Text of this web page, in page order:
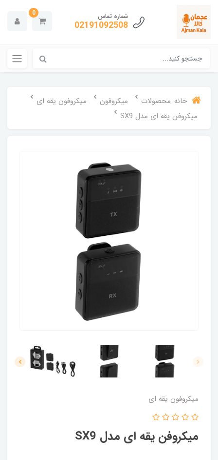
شماره تماس
02191092508
0
خانه محصولات میکروفون
میکروفون یقه ای
میکروفن یقه ای مدل SX9
میکروفون یقه ای
میکروفن یقه ای مدل SX9